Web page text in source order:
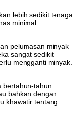
lebih sedikit tenaga
minimal.
pelumasan minyak
sangat sedikit
mengganti minyak.
bertahun-tahun
bahkan dengan
khawatir tentang